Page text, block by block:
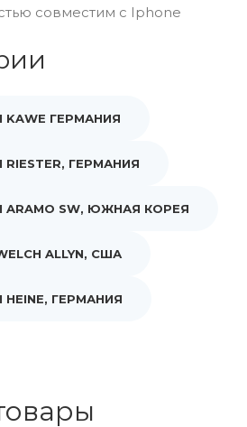
совместим с Iphone
ГЕРМАНИЯ
ГЕРМАНИЯ
SW, ЮЖНАЯ КОРЕЯ
ALLYN, США
ГЕРМАНИЯ